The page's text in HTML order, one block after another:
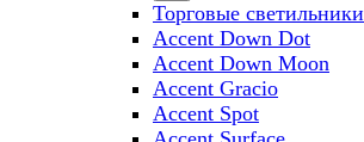
Торговые светильники
Accent Down Dot
Accent Down Moon
Accent Gracio
Accent Spot